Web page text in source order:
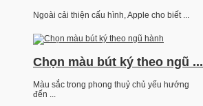
Ngoài cải thiện cấu hình, Apple cho biết ...
Chọn màu bút ký theo ngũ ...
Màu sắc trong phong thuỷ chủ yếu hướng
đến ...